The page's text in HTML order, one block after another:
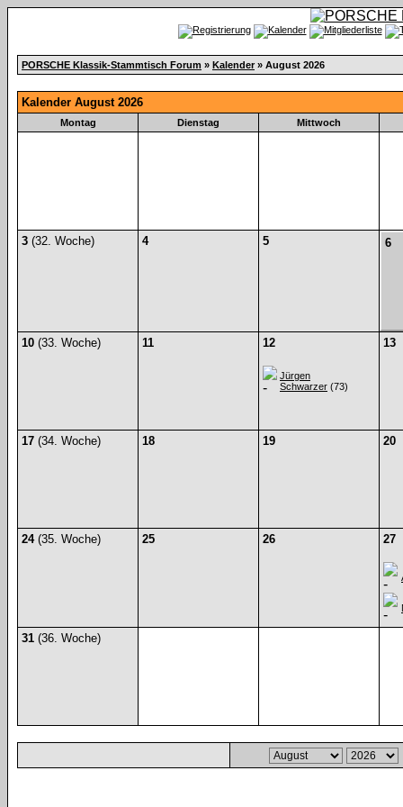
PORSCHE Klassik-Stammtisch Forum » Kalender » August 2026
Kalender August 2026
Montag Dienstag Mittwoch
3 (32. Woche) 4 5 6
10 (33. Woche) 11 12
Jürgen
Schwarzer (73)
13
17 (34. Woche) 18 19 20
24(35. Woche) 25 26 27
31 (36. Woche)